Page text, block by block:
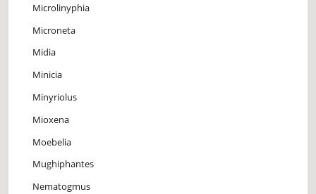
Microlinyphia
Microneta
Midia
Minicia
Minyriolus
Mioxena
Moebelia
Mughiphantes
Nematogmus